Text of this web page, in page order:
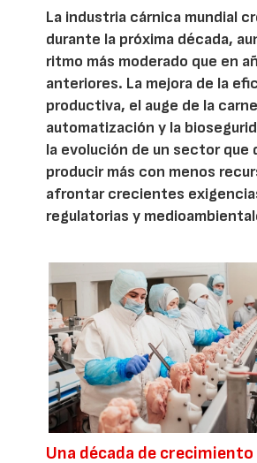
La industria cárnica mundial
durante la próxima década,
ritmo más moderado que en
anteriores. La mejora de la
productiva, el auge de la
automatización y la
la evolución de un sector que
producir más con menos
afrontar crecientes
regulatorias y
Una década de crecimiento